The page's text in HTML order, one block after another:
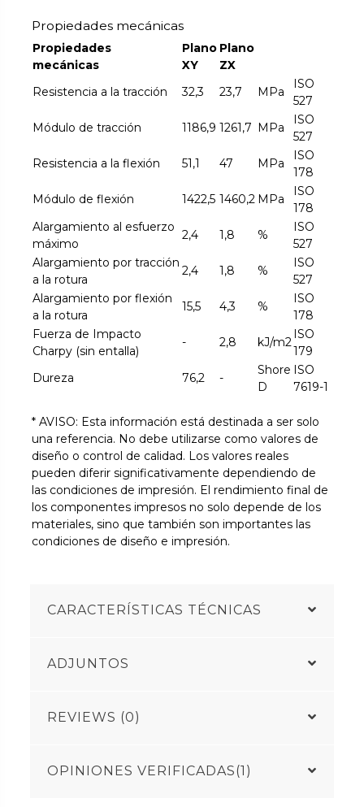
Propiedades mecánicas
Propiedades
mecánicas
Plano
XY
Plano
ZX
Resistencia a la tracción
32,3 23,7 MPa
ISO
527
Módulo de tracción
1186,9 1261,7 MPa
ISO
527
Resistencia a la flexión
51,1 47 MPa
ISO
178
Módulo de flexión
1422,5 1460,2 MPa
ISO
178
Alargamiento al esfuerzo
máximo
2,4 1,8 %
ISO
527
Alargamiento por tracción
a la rotura
2,4 1,8 %
ISO
527
Alargamiento por flexión
a la rotura
15,5 4,3 %
ISO
178
Fuerza de Impacto
Charpy (sin entalla)
- 2,8 kJ/m2
ISO
179
Dureza
76,2 -
Shore
D
ISO
7619-1
* AVISO: Esta información está destinada a ser solo
una referencia. No debe utilizarse como valores de
diseño o control de calidad. Los valores reales
pueden diferir significativamente dependiendo de
las condiciones de impresión. El rendimiento final de
los componentes impresos no solo depende de los
materiales, sino que también son importantes las
condiciones de diseño e impresión.
CARACTERÍSTICAS TÉCNICAS
ADJUNTOS
REVIEWS (0)
OPINIONES VERIFICADAS(1)